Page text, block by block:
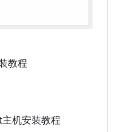
教程
机安装教程